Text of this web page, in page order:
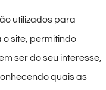
utilizados para
o site, permitindo
ser do seu interesse,
quais as